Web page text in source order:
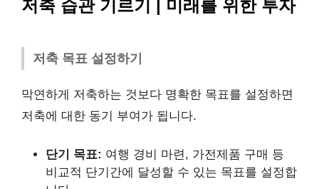
저축 습관 기르기 | 미래를 위한 투자
저축 목표 설정하기
막연하게 저축하는 것보다 명확한 목표를 설정하면
저축에 대한 동기 부여가 됩니다.
단기 목표: 여행 경비 마련, 가전제품 구매 등
비교적 단기간에 달성할 수 있는 목표를 설정합